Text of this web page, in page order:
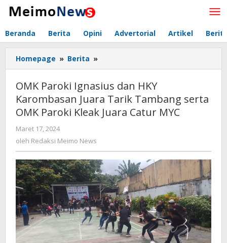
Lewati
Beranda Berita Opini Advertorial Artikel
Homepage » Berita »
Paroki
Ignasius
dan
HKY
Karombasan
serta
OMK
Paroki
Kleak
Juara
Catur
MYC
OMK Paroki Ignasius dan HKY
Karombasan Juara Tarik Tambang serta
OMK Paroki Kleak Juara Catur MYC
Maret 17, 2024
Redaksi
News
oleh Redaksi Meimo News